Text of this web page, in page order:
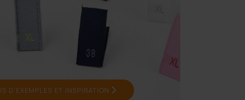
D’EXEMPLES ET INSPIRATION